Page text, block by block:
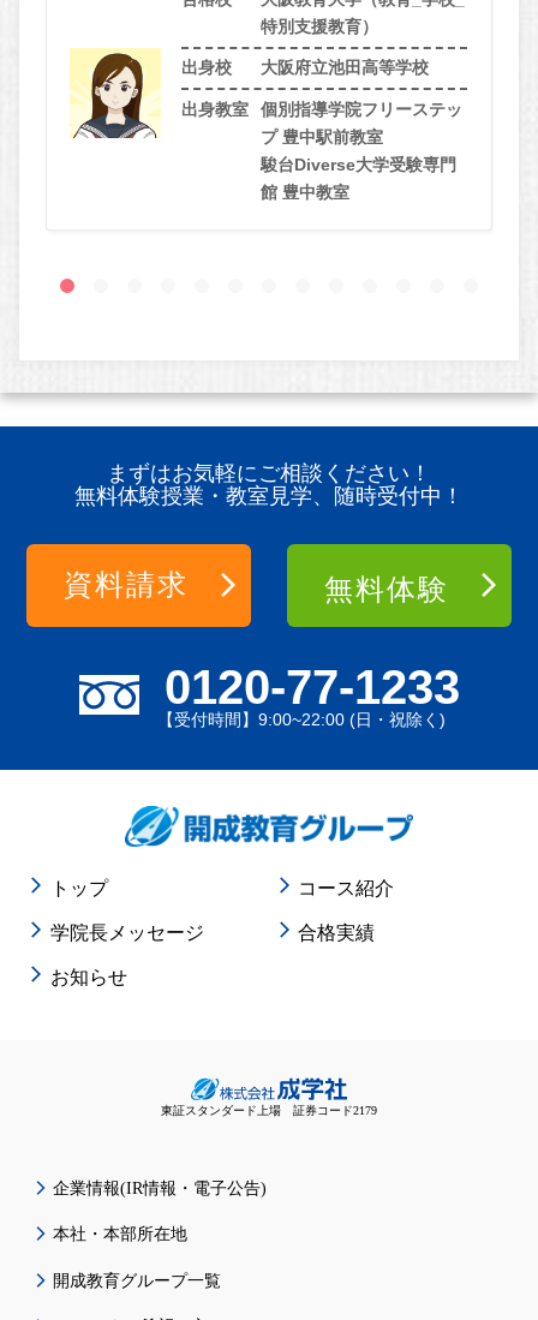
特別支援教育）
出身校 大阪府立池田高等学校
出身教室
個別指導学院フリーステッ
プ 豊中駅前教室
駿台Diverse大学受験専門
館 豊中教室
まずはお気軽にご相談ください！
無料体験授業・教室見学、随時受付中！
0120-77-1233
【受付時間】9:00~22:00 (日・祝除く)
資料請求 無料体験
トップ コース紹介
学院長メッセージ 合格実績
お知らせ
東証スタンダード上場 証券コード2179
企業情報(IR情報・電子公告)
本社・本部所在地
開成教育グループ一覧